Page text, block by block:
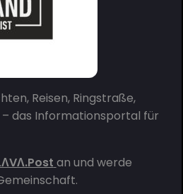
Reisen, Ringstraße,
– das Informationsportal für
an und werde
.